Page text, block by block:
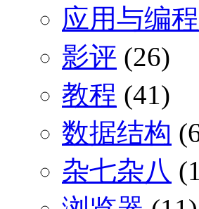
应用与编程
影评 (26)
教程 (41)
数据结构
杂七杂八